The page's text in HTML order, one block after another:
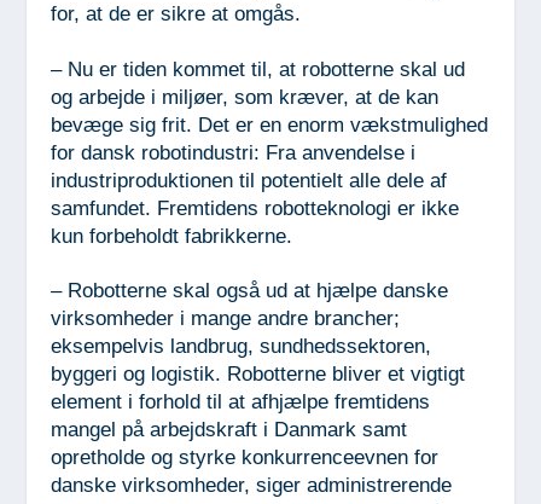
for, at de er sikre at omgås.
– Nu er tiden kommet til, at robotterne skal ud
og arbejde i miljøer, som kræver, at de kan
bevæge sig frit. Det er en enorm vækstmulighed
for dansk robotindustri: Fra anvendelse i
industriproduktionen til potentielt alle dele af
samfundet. Fremtidens robotteknologi er ikke
kun forbeholdt fabrikkerne.
– Robotterne skal også ud at hjælpe danske
virksomheder i mange andre brancher;
eksempelvis landbrug, sundhedssektoren,
byggeri og logistik. Robotterne bliver et vigtigt
element i forhold til at afhjælpe fremtidens
mangel på arbejdskraft i Danmark samt
opretholde og styrke konkurrenceevnen for
danske virksomheder, siger administrerende